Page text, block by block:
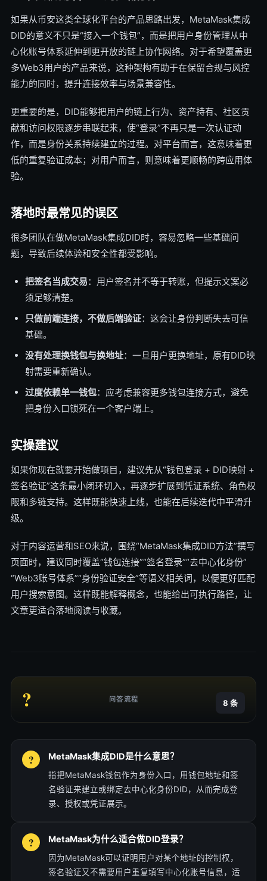
如果从币安这类全球化平台的产品思路出发，MetaMask集成
DID的意义不只是“接入一个钱包”，而是把用户身份管理从中
心化账号体系延伸到更开放的链上协作网络。对于希望覆盖更
多Web3用户的产品来说，这种架构有助于在保留合规与风控
能力的同时，提升连接效率与场景兼容性。
更重要的是，DID能够把用户的链上行为、资产持有、社区贡
献和访问权限逐步串联起来，使“登录”不再只是一次认证动
作，而是身份关系持续建立的过程。对平台而言，这意味着更
低的重复验证成本；对用户而言，则意味着更顺畅的跨应用体
验。
落地时最常见的误区
很多团队在做MetaMask集成DID时，容易忽略一些基础问
题，导致后续体验和安全性都受影响。
把签名当成交易：用户签名并不等于转账，但提示文案必
须足够清楚。
只做前端连接，不做后端验证：这会让身份判断失去可信
基础。
没有处理换钱包与换地址：一旦用户更换地址，原有DID映
射需要重新确认。
过度依赖单一钱包：应考虑兼容更多钱包连接方式，避免
把身份入口锁死在一个客户端上。
实操建议
如果你现在就要开始做项目，建议先从“钱包登录 + DID映射 +
签名验证”这条最小闭环切入，再逐步扩展到凭证系统、角色权
限和多链支持。这样既能快速上线，也能在后续迭代中平滑升
级。
对于内容运营和SEO来说，围绕“MetaMask集成DID方法”撰写
页面时，建议同时覆盖“钱包连接”“签名登录”“去中心化身份”
“Web3账号体系”“身份验证安全”等语义相关词，以便更好匹配
用户搜索意图。这样既能解释概念，也能给出可执行路径，让
文章更适合落地阅读与收藏。
? 问答流程 8 条
MetaMask集成DID是什么意思？
指把MetaMask钱包作为身份入口，用钱包地址和签
名验证来建立或绑定去中心化身份DID，从而完成登
录、授权或凭证展示。
MetaMask为什么适合做DID登录？
因为MetaMask可以证明用户对某个地址的控制权，
签名验证又不需要用户重复填写中心化账号信息，适